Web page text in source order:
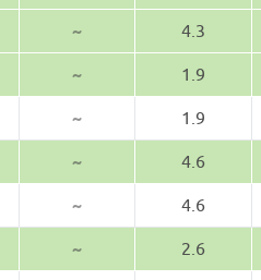
~ 4.3
~ 1.9
~ 1.9
~ 4.6
~ 4.6
~ 2.6